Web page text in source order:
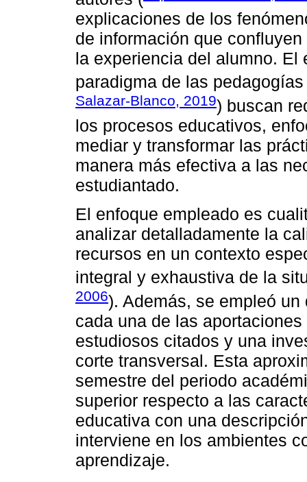
explicaciones de los
de información que
la experiencia del alumno. El
paradigma de las
Salazar-Blanco, 2019) buscan
los procesos educativos,
mediar y transformar las
manera más efectiva a las
estudiantado.
El enfoque empleado es
analizar detalladamente la
recursos en un contexto
integral y exhaustiva de la
2006). Además, se empleó
cada una de las
estudiosos citados y una
corte transversal. Esta
semestre del periodo
superior respecto a las
educativa con una
interviene en los ambientes
aprendizaje.